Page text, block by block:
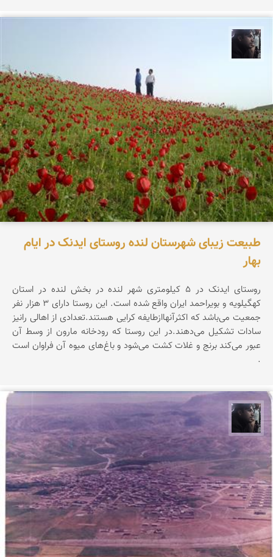
طبیعت زیبای شهرستان لنده روستای ایدنک در ایام
بهار
روستای ایدنک در ۵ کیلومتری شهر لنده در بخش لنده در استان
کهگیلویه و بویراحمد ایران واقع شده است. این روستا دارای ۳ هزار نفر
جمعیت می‌باشد که اکثرآنهاازطایفه کرایی هستند.تعدادی از اهالی رانیز
سادات تشکیل می‌دهند.در این روستا که رودخانه مارون از وسط آن
عبور می‌کند برنج و غلات کشت می‌شود و باغ‌های میوه آن فراوان است
.
حامد محمدی